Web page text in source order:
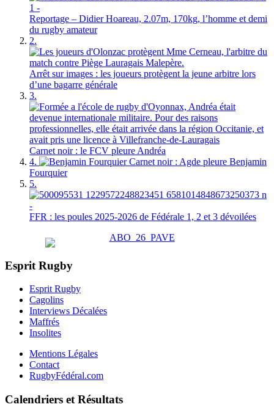
Reportage – Didier Hoareau, 2.07m, 170kg, l’homme et demi
du rugby amateur
2.
Arrêt sur images : les joueurs protègent la jeune arbitre lors
d’une bagarre générale
3.
Carnet noir : le FCV pleure Andréa
4.
Carnet noir : Agde pleure Benjamin
Fourquier
5.
FFR : les poules 2025-2026 de Fédérale 1, 2 et 3 dévoilées
Esprit Rugby
Esprit Rugby
Cagolins
Interviews Décalées
Maffrés
Insolites
Mentions Légales
Contact
RugbyFédéral.com
Calendriers et Résultats